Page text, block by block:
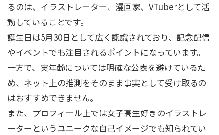
るのは、イラストレーター、漫画家、VTuberとして活
動していることです。
誕生日は5月30日として広く認識されており、記念配信
やイベントでも注目されるポイントになっています。
一方で、実年齢については明確な公表を避けているた
め、ネット上の推測をそのまま事実として受け取るの
はおすすめできません。
また、プロフィール上では女子高生好きのイラストレ
ーターというユニークな自己イメージでも知られてい